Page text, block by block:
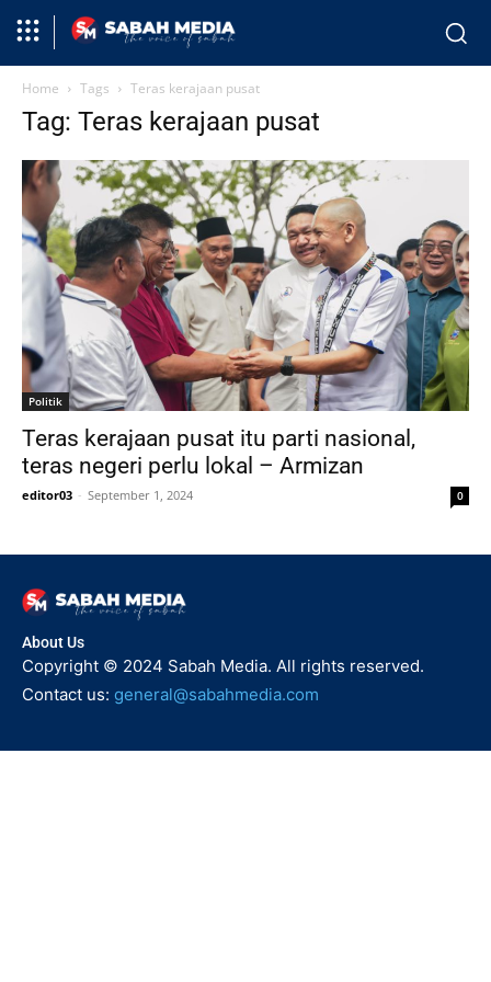
Home Tags Teras kerajaan pusat
Tag: Teras kerajaan pusat
Politik
Teras kerajaan pusat itu parti nasional,
teras negeri perlu lokal – Armizan
editor03 - September 1, 2024 0
About Us
Copyright © 2024 Sabah Media. All rights reserved.
Contact us: general@sabahmedia.com